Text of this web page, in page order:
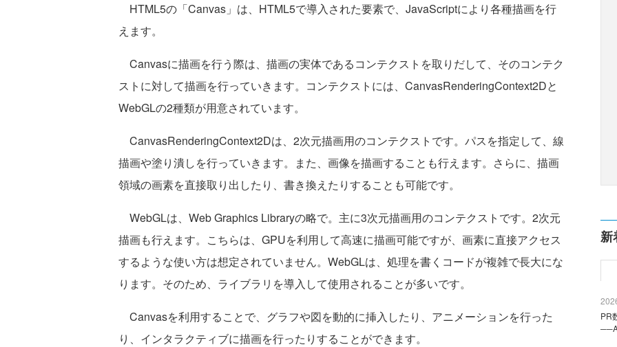
HTML5の「Canvas」は、HTML5で導入された要素で、JavaScriptにより各種描画を行
えます。
Canvasに描画を行う際は、描画の実体であるコンテクストを取りだして、そのコンテク
ストに対して描画を行っていきます。コンテクストには、CanvasRenderingContext2Dと
WebGLの2種類が用意されています。
CanvasRenderingContext2Dは、2次元描画用のコンテクストです。パスを指定して、線
描画や塗り潰しを行っていきます。また、画像を描画することも行えます。さらに、描画
領域の画素を直接取り出したり、書き換えたりすることも可能です。
WebGLは、Web Graphics Libraryの略で。主に3次元描画用のコンテクストです。2次元
描画も行えます。こちらは、GPUを利用して高速に描画可能ですが、画素に直接アクセス
するような使い方は想定されていません。WebGLは、処理を書くコードが複雑で長大にな
ります。そのため、ライブラリを導入して使用されることが多いです。
Canvasを利用することで、グラフや図を動的に挿入したり、アニメーションを行った
り、インタラクティブに描画を行ったりすることができます。
新
PR